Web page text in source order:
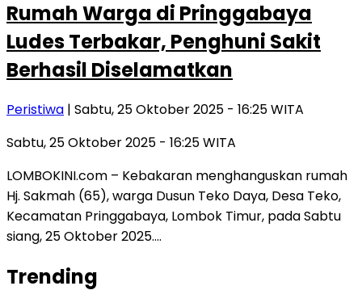
Rumah Warga di Pringgabaya
Ludes Terbakar, Penghuni Sakit
Berhasil Diselamatkan
Peristiwa | Sabtu, 25 Oktober 2025 - 16:25 WITA
Sabtu, 25 Oktober 2025 - 16:25 WITA
LOMBOKINI.com – Kebakaran menghanguskan rumah
Hj. Sakmah (65), warga Dusun Teko Daya, Desa Teko,
Kecamatan Pringgabaya, Lombok Timur, pada Sabtu
siang, 25 Oktober 2025….
Trending